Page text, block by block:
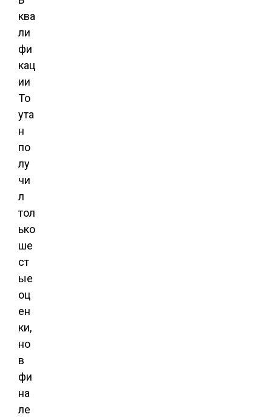
ква
ли
фи
кац
ии
То
ута
н
по
лу
чи
л
тол
ько
ше
ст
ые
оц
ен
ки,
но
в
фи
на
ле